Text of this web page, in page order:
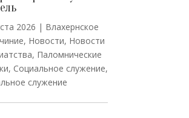
2026 | Влахернское
, Новости, Новости
, Паломнические
, Социальное служение,
служение